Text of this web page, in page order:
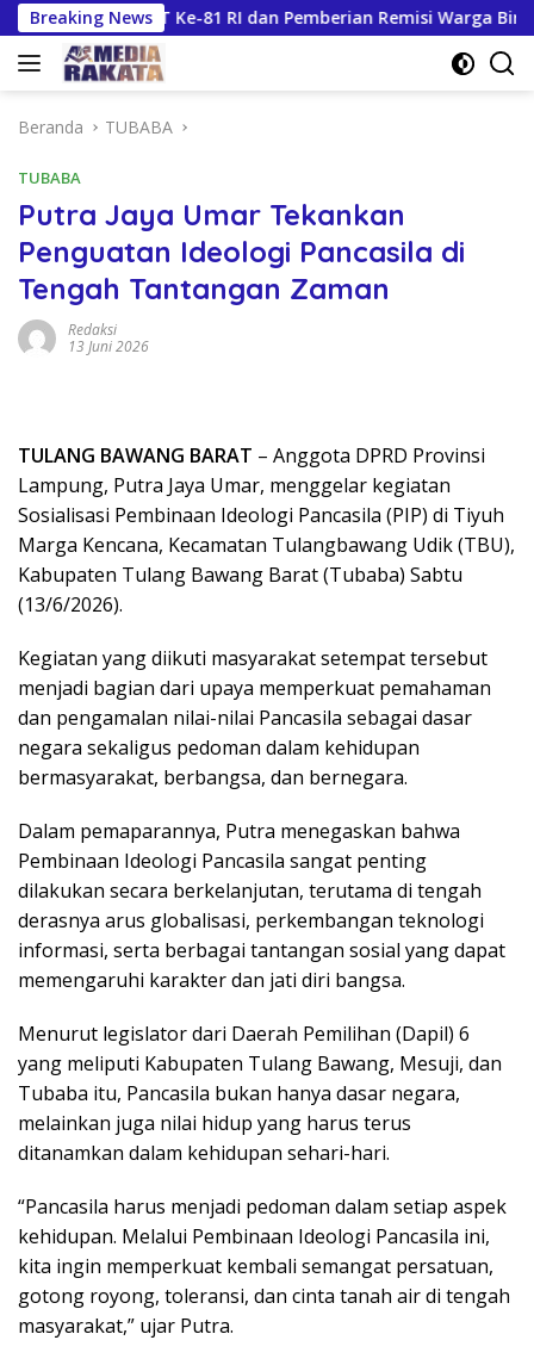
Langsung
ke
konten
Breaking News
HUT Ke-81 RI dan Pemberian Remisi Warga Binaan
Beranda TUBABA
TUBABA
Putra Jaya Umar Tekankan
Penguatan Ideologi Pancasila di
Tengah Tantangan Zaman
Redaksi
13 Juni 2026
TULANG BAWANG BARAT – Anggota DPRD Provinsi
Lampung, Putra Jaya Umar, menggelar kegiatan
Sosialisasi Pembinaan Ideologi Pancasila (PIP) di Tiyuh
Marga Kencana, Kecamatan Tulangbawang Udik (TBU),
Kabupaten Tulang Bawang Barat (Tubaba) Sabtu
(13/6/2026).
Kegiatan yang diikuti masyarakat setempat tersebut
menjadi bagian dari upaya memperkuat pemahaman
dan pengamalan nilai-nilai Pancasila sebagai dasar
negara sekaligus pedoman dalam kehidupan
bermasyarakat, berbangsa, dan bernegara.
Dalam pemaparannya, Putra menegaskan bahwa
Pembinaan Ideologi Pancasila sangat penting
dilakukan secara berkelanjutan, terutama di tengah
derasnya arus globalisasi, perkembangan teknologi
informasi, serta berbagai tantangan sosial yang dapat
memengaruhi karakter dan jati diri bangsa.
Menurut legislator dari Daerah Pemilihan (Dapil) 6
yang meliputi Kabupaten Tulang Bawang, Mesuji, dan
Tubaba itu, Pancasila bukan hanya dasar negara,
melainkan juga nilai hidup yang harus terus
ditanamkan dalam kehidupan sehari-hari.
“Pancasila harus menjadi pedoman dalam setiap aspek
kehidupan. Melalui Pembinaan Ideologi Pancasila ini,
kita ingin memperkuat kembali semangat persatuan,
gotong royong, toleransi, dan cinta tanah air di tengah
masyarakat,” ujar Putra.